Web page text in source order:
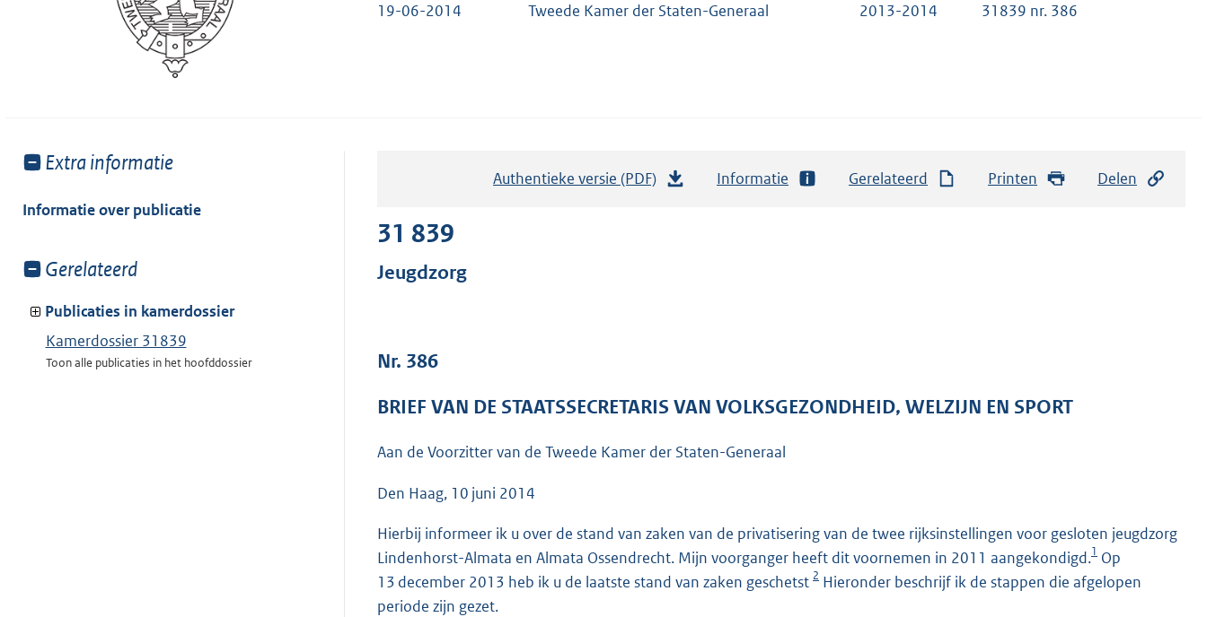
19-06-2014 Tweede Kamer der Staten-Generaal 2013-2014 31839 nr. 386
Toon
van:
Extra informatie
Informatie over publicatie
Toon
van:
Gerelateerd
Publicaties in kamerdossier
Kamerdossier 31839
Toon alle publicaties in het hoofddossier
Authentieke versie (PDF)
r
o
:
3
9
Informatie Gerelateerd Printen Delen
31 839
Jeugdzorg
Nr. 386
BRIEF VAN DE STAATSSECRETARIS VAN VOLKSGEZONDHEID, WELZIJN EN SPORT
Aan de Voorzitter van de Tweede Kamer der Staten-Generaal
Den Haag, 10 juni 2014
Hierbij informeer ik u over de stand van zaken van de privatisering van de twee rijksinstellingen voor gesloten jeugdzorg
Lindenhorst-Almata en Almata Ossendrecht. Mijn voorganger heeft dit voornemen in 2011 aangekondigd.1 Op
13 december 2013 heb ik u de laatste stand van zaken geschetst 2 Hieronder beschrijf ik de stappen die afgelopen
periode zijn gezet.